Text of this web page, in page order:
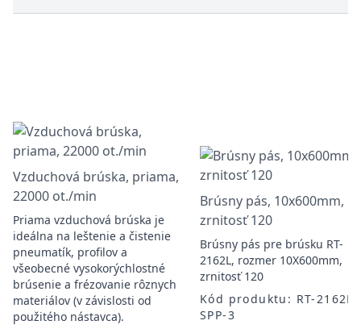
Vzduchová brúska, priama,
22000 ot./min
Priama vzduchová brúska je
ideálna na leštenie a čistenie
pneumatík, profilov a
všeobecné vysokorýchlostné
brúsenie a frézovanie rôznych
materiálov (v závislosti od
použitého nástavca).
Brúsny pás, 10x600mm,
zrnitosť 120
Brúsny pás pre brúsku RT-
2162L, rozmer 10X600mm,
zrnitosť 120
Kód produktu: RT-2162L-
SPP-3